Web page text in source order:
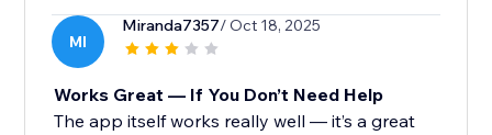
MI
Miranda7357/ Oct 18, 2025
Works Great — If You Don’t Need Help
The app itself works really well — it’s a great